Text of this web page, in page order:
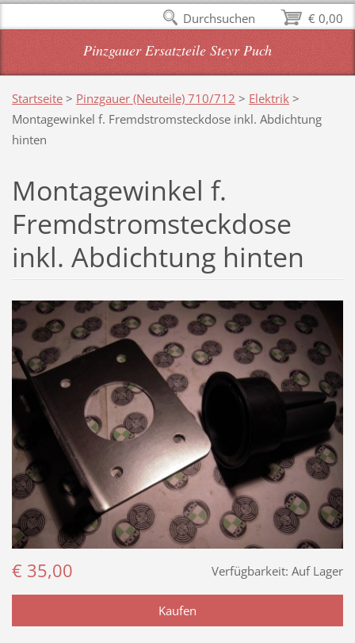
Pinzgauer Ersatzteile Steyr Puch
Startseite > Pinzgauer (Neuteile) 710/712 > Elektrik >
Montagewinkel f. Fremdstromsteckdose inkl. Abdichtung
hinten
Montagewinkel f.
Fremdstromsteckdose
inkl. Abdichtung hinten
Verfügbarkeit: Auf Lager
€ 35,00
€ 0,00
Durchsuchen